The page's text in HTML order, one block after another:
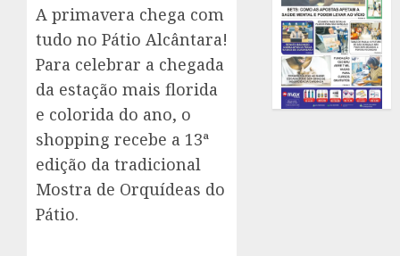
A primavera chega com
tudo no Pátio Alcântara!
Para celebrar a chegada
da estação mais florida
e colorida do ano, o
shopping recebe a 13ª
edição da tradicional
Mostra de Orquídeas do
Pátio.